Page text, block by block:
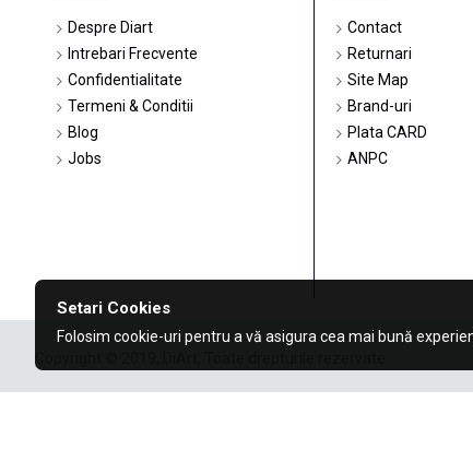
Despre Diart
Intrebari Frecvente
Confidentialitate
Termeni & Conditii
Blog
Jobs
Contact
Returnari
Site Map
Brand-uri
Plata CARD
ANPC
Setari Cookies
Folosim cookie-uri pentru a vă asigura cea mai bună